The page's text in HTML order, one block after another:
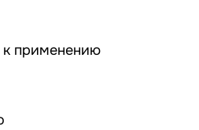
к применению